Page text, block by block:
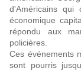
d'Américains
économique
répondu aux
policières.
Ces événements
sont pourris